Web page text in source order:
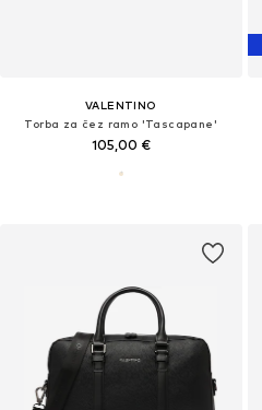
VALENTINO
Torba za čez ramo 'Tascapane'
105,00 €